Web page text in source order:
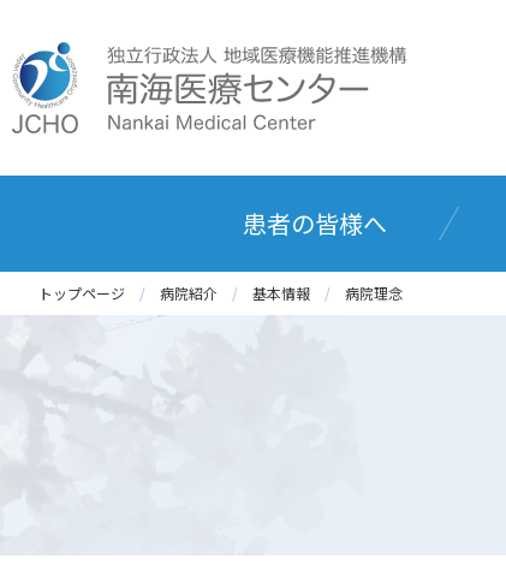
患者の皆様へ
トップページ 病院紹介 基本情報 病院理念